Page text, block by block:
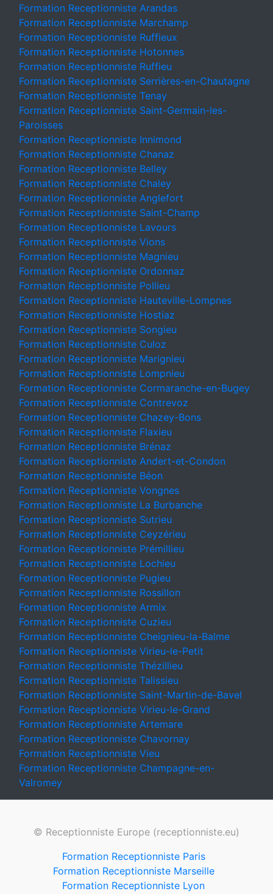
Formation Receptionniste Arandas
Formation Receptionniste Marchamp
Formation Receptionniste Ruffieux
Formation Receptionniste Hotonnes
Formation Receptionniste Ruffieu
Formation Receptionniste Serrières-en-Chautagne
Formation Receptionniste Tenay
Formation Receptionniste Saint-Germain-les-
Paroisses
Formation Receptionniste Innimond
Formation Receptionniste Chanaz
Formation Receptionniste Belley
Formation Receptionniste Chaley
Formation Receptionniste Anglefort
Formation Receptionniste Saint-Champ
Formation Receptionniste Lavours
Formation Receptionniste Vions
Formation Receptionniste Magnieu
Formation Receptionniste Ordonnaz
Formation Receptionniste Pollieu
Formation Receptionniste Hauteville-Lompnes
Formation Receptionniste Hostiaz
Formation Receptionniste Songieu
Formation Receptionniste Culoz
Formation Receptionniste Marignieu
Formation Receptionniste Lompnieu
Formation Receptionniste Cormaranche-en-Bugey
Formation Receptionniste Contrevoz
Formation Receptionniste Chazey-Bons
Formation Receptionniste Flaxieu
Formation Receptionniste Brénaz
Formation Receptionniste Andert-et-Condon
Formation Receptionniste Béon
Formation Receptionniste Vongnes
Formation Receptionniste La Burbanche
Formation Receptionniste Sutrieu
Formation Receptionniste Ceyzérieu
Formation Receptionniste Prémillieu
Formation Receptionniste Lochieu
Formation Receptionniste Pugieu
Formation Receptionniste Rossillon
Formation Receptionniste Armix
Formation Receptionniste Cuzieu
Formation Receptionniste Cheignieu-la-Balme
Formation Receptionniste Virieu-le-Petit
Formation Receptionniste Thézillieu
Formation Receptionniste Talissieu
Formation Receptionniste Saint-Martin-de-Bavel
Formation Receptionniste Virieu-le-Grand
Formation Receptionniste Artemare
Formation Receptionniste Chavornay
Formation Receptionniste Vieu
Formation Receptionniste Champagne-en-
Valromey
© Receptionniste Europe (receptionniste.eu)
Formation Receptionniste Paris
Formation Receptionniste Marseille
Formation Receptionniste Lyon